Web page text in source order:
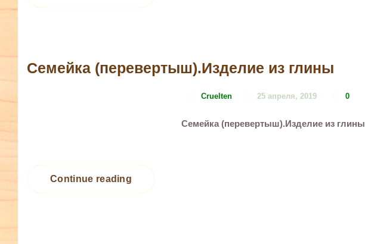
Семейка (перевертыш).Изделие из глины
Cruelten 25 апреля, 2019 0
Семейка (перевертыш).Изделие из глины
Continue reading